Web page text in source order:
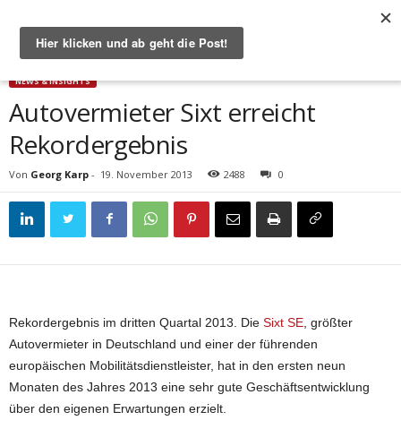
Start News & Insights Autovermieter Sixt erreicht Rekordergebnis
NEWS & INSIGHTS
Autovermieter Sixt erreicht
Rekordergebnis
Von Georg Karp - 19. November 2013 2488 0
Rekordergebnis im dritten Quartal 2013. Die Sixt SE , größter
Autovermieter in Deutschland und einer der führenden
europäischen Mobilitätsdienstleister, hat in den ersten neun
Monaten des Jahres 2013 eine sehr gute Geschäftsentwicklung
über den eigenen Erwartungen erzielt.